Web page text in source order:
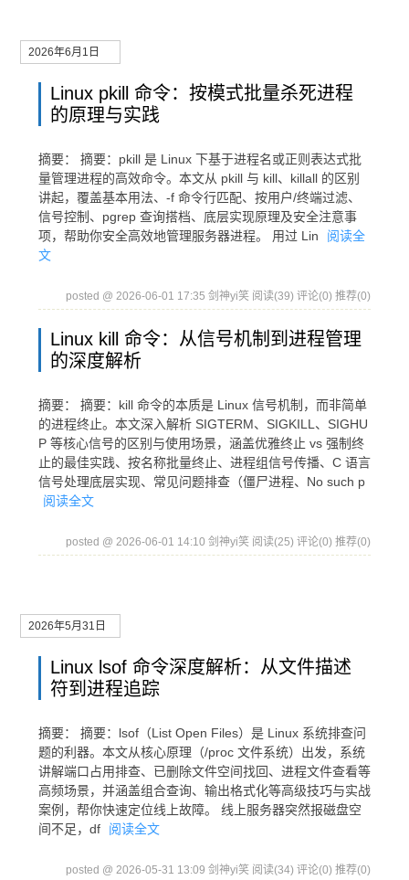
2026年6月1日
Linux pkill 命令：按模式批量杀死进程
的原理与实践
摘要： 摘要：pkill 是 Linux 下基于进程名或正则表达式批
量管理进程的高效命令。本文从 pkill 与 kill、killall 的区别
讲起，覆盖基本用法、-f 命令行匹配、按用户/终端过滤、
信号控制、pgrep 查询搭档、底层实现原理及安全注意事
项，帮助你安全高效地管理服务器进程。 用过 Lin
阅读全
文
posted @ 2026-06-01 17:35 剑神yi笑 阅读(39) 评论(0) 推荐(0)
Linux kill 命令：从信号机制到进程管理
的深度解析
摘要： 摘要：kill 命令的本质是 Linux 信号机制，而非简单
的进程终止。本文深入解析 SIGTERM、SIGKILL、SIGHU
P 等核心信号的区别与使用场景，涵盖优雅终止 vs 强制终
止的最佳实践、按名称批量终止、进程组信号传播、C 语言
信号处理底层实现、常见问题排查（僵尸进程、No such p
阅读全文
posted @ 2026-06-01 14:10 剑神yi笑 阅读(25) 评论(0) 推荐(0)
2026年5月31日
Linux lsof 命令深度解析：从文件描述
符到进程追踪
摘要： 摘要：lsof（List Open Files）是 Linux 系统排查问
题的利器。本文从核心原理（/proc 文件系统）出发，系统
讲解端口占用排查、已删除文件空间找回、进程文件查看等
高频场景，并涵盖组合查询、输出格式化等高级技巧与实战
案例，帮你快速定位线上故障。 线上服务器突然报磁盘空
间不足，df
阅读全文
posted @ 2026-05-31 13:09 剑神yi笑 阅读(34) 评论(0) 推荐(0)